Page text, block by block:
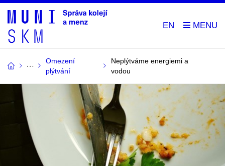
EN
Omezení
plýtvání
Neplýtváme energiemi a
vodou